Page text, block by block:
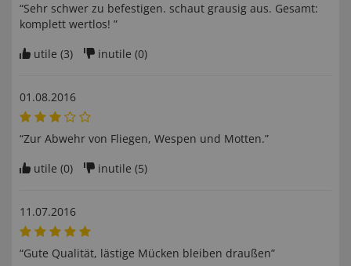
“Sehr schwer zu befestigen. schaut grausig aus. Gesamt:
komplett wertlos! ”
utile (3) inutile (0)
01.08.2016
“Zur Abwehr von Fliegen, Wespen und Motten.”
utile (0) inutile (5)
11.07.2016
“Gute Qualität, lästige Mücken bleiben draußen”